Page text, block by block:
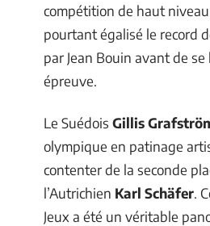
compétition de haut
pourtant égalisé le record
par Jean Bouin avant de
épreuve.
Le Suédois Gillis
olympique en patinage
contenter de la seconde
l’Autrichien Karl Schäfer.
Jeux a été un véritable